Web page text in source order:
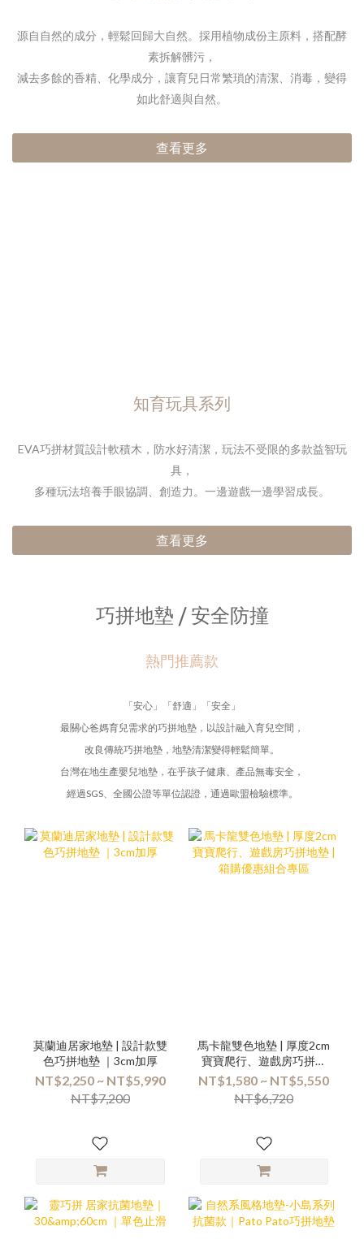
源自自然的成分，輕鬆回歸大自然。 採用植物成份主原料，搭配酵
素拆解髒污，
減去多餘的香精、化學成分， 讓育兒日常繁瑣的清潔、消毒， 變得
如此舒適與自然。
查看更多
知育玩具系列
EVA巧拼材質設計軟積木，防水好清潔， 玩法不受限的多款益智玩
具，
多種玩法培養手眼協調、創造力。 一邊遊戲一邊學習成長。
查看更多
巧拼地墊 / 安全防撞
熱門推薦款
「安心」「舒適」「安全」
最關心爸媽育兒需求的巧拼地墊，以設計融入育兒空間，
改良傳統巧拼地墊，地墊清潔變得輕鬆簡單。
台灣在地生產嬰兒地墊，在乎孩子健康、產品無毒安全，
經過SGS、全國公證等單位認證，通過歐盟檢驗標準。
莫蘭迪居家地墊 | 設計款雙
色巧拼地墊 ｜3cm加厚
NT$2,250 ~ NT$5,990
NT$7,200
馬卡龍雙色地墊 | 厚度2cm
寶寶爬行、遊戲房巧拼地
墊 | 箱購優惠組合專區
NT$1,580 ~ NT$5,550
NT$6,720